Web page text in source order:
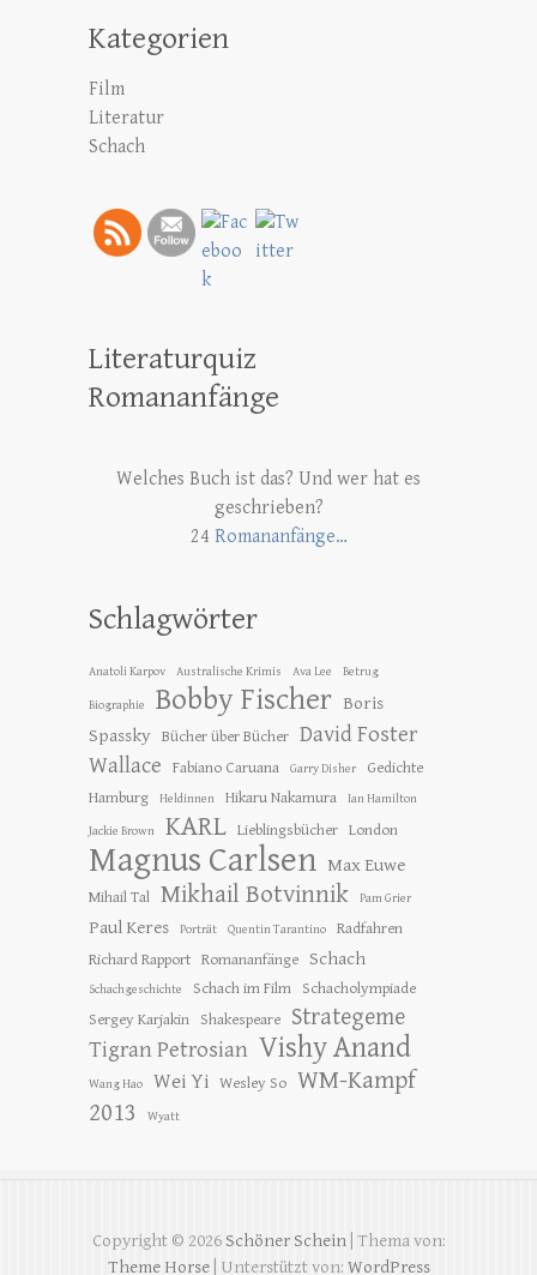
Kategorien
Film
Literatur
Schach
Literaturquiz
Romananfänge
Welches Buch ist das? Und wer hat es
geschrieben?
24 Romananfänge…
Schlagwörter
Anatoli Karpov Australische Krimis Ava Lee Betrug
Biographie Bobby Fischer Boris
Spassky Bücher über Bücher David Foster
Wallace
Fabiano Caruana Garry Disher
Gedichte
Hamburg
Heldinnen Hikaru Nakamura Ian Hamilton
Jackie Brown KARL Lieblingsbücher London
Magnus Carlsen Max Euwe
Mihail Tal Mikhail Botvinnik Pam Grier
Paul Keres Porträt Quentin Tarantino
Radfahren
Richard Rapport Romananfänge Schach
Schachgeschichte Schach im Film
Schacholympiade
Sergey Karjakin
Shakespeare Strategeme
Tigran Petrosian Vishy Anand
Wang Hao Wei Yi Wesley So WM-Kampf
2013
Wyatt
Copyright © 2026 Schöner Schein| Thema von:
Theme Horse| Unterstützt von: WordPress